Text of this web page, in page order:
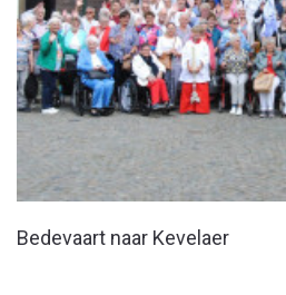
Bedevaart naar Kevelaer